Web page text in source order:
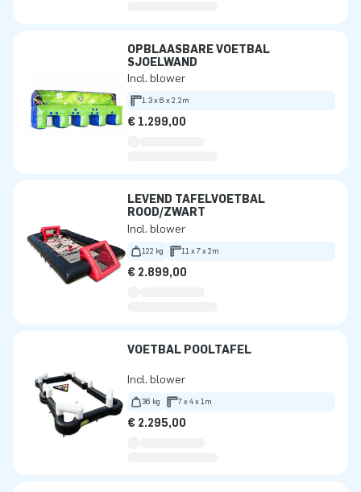
OPBLAASBARE VOETBAL
SJOELWAND
Incl. blower
1.3 x 6 x 2.2m
€ 1.299,00
LEVEND TAFELVOETBAL
ROOD/ZWART
Incl. blower
122 kg 11 x 7 x 2m
€ 2.899,00
VOETBAL POOLTAFEL
Incl. blower
36 kg 7 x 4 x 1m
€ 2.295,00